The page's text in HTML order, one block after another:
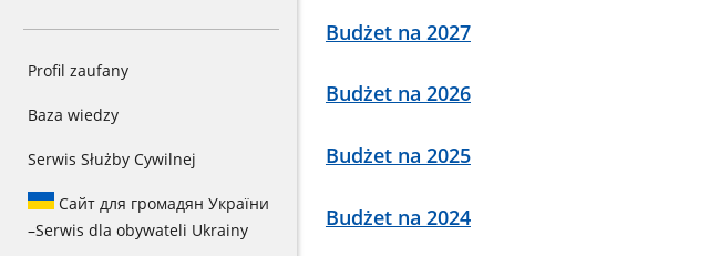
Profil zaufany
Baza wiedzy
Serwis Służby Cywilnej
Сайт для громадян України
–Serwis dla obywateli Ukrainy
Budżet na 2027
Budżet na 2026
Budżet na 2025
Budżet na 2024